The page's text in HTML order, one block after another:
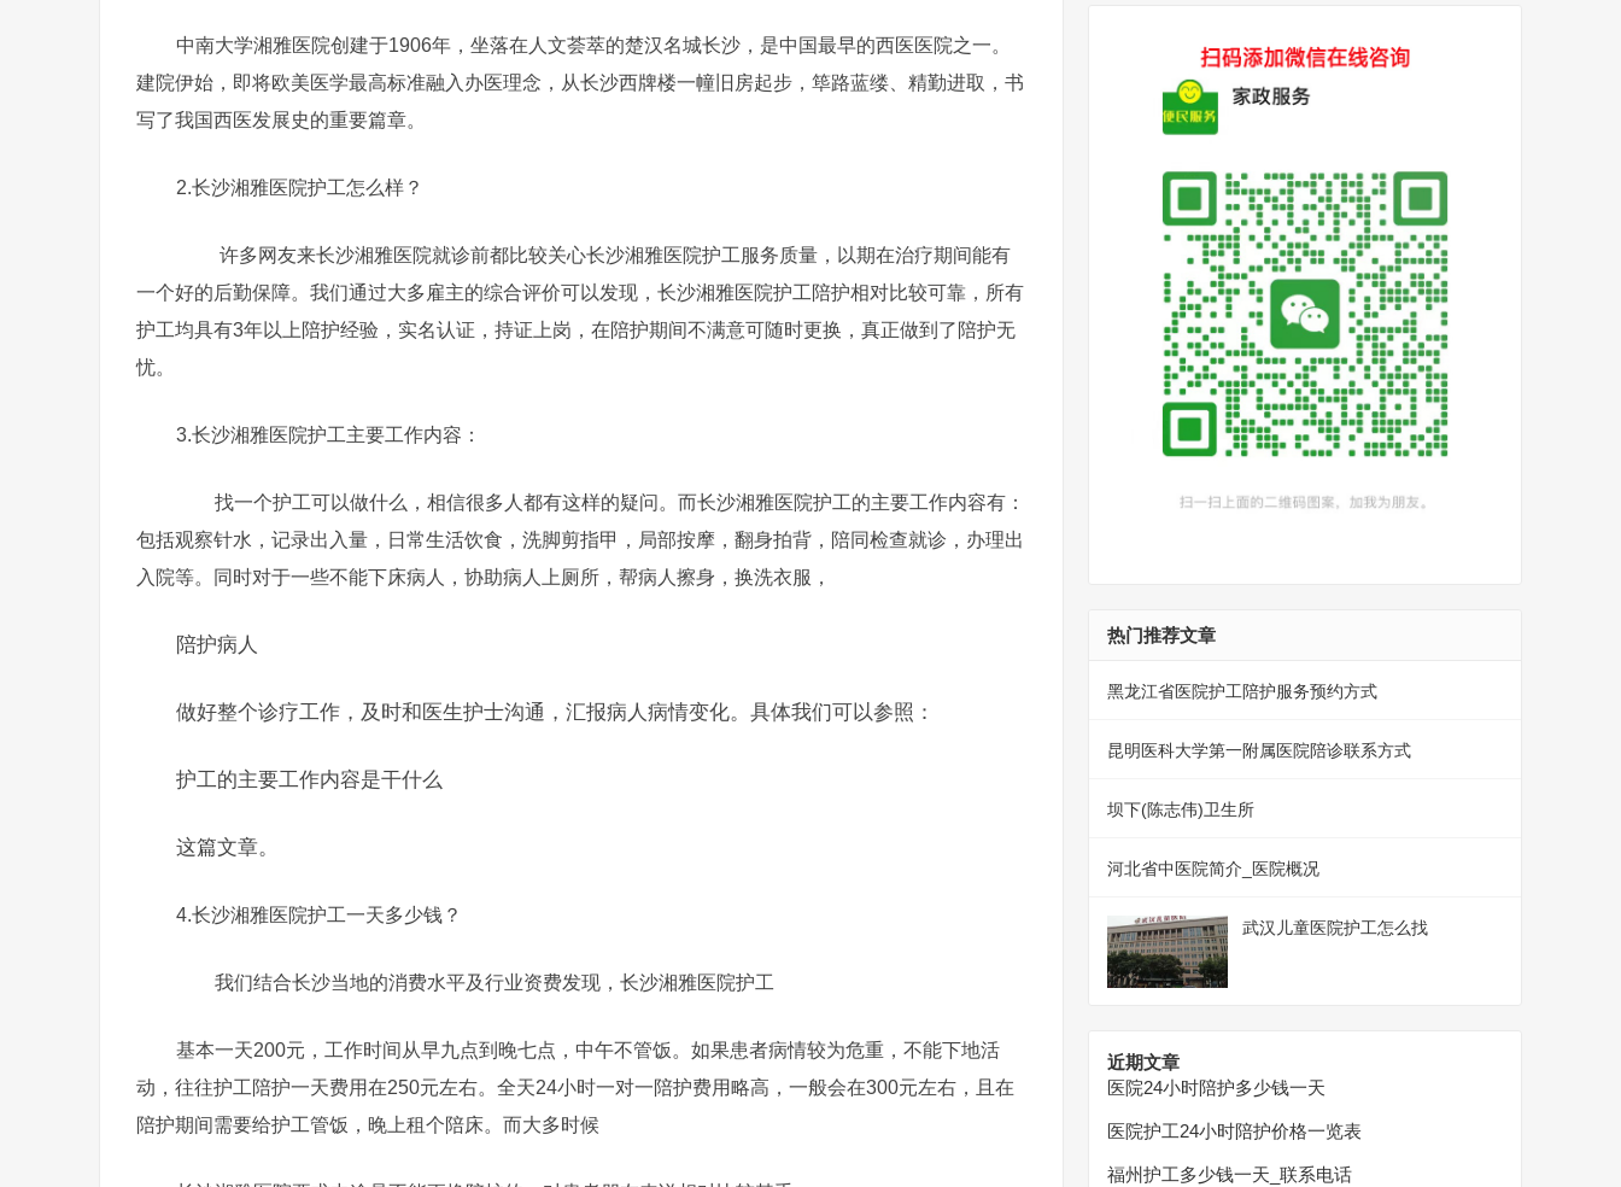
中南大学湘雅医院创建于1906年，坐落在人文荟萃的楚汉名城长沙，是中国最早的西医医院之一。
建院伊始，即将欧美医学最高标准融入办医理念，从长沙西牌楼一幢旧房起步，筚路蓝缕、精勤进取，书
写了我国西医发展史的重要篇章。
2.长沙湘雅医院护工怎么样？
许多网友来长沙湘雅医院就诊前都比较关心长沙湘雅医院护工服务质量，以期在治疗期间能有
一个好的后勤保障。我们通过大多雇主的综合评价可以发现，长沙湘雅医院护工陪护相对比较可靠，所有
护工均具有3年以上陪护经验，实名认证，持证上岗，在陪护期间不满意可随时更换，真正做到了陪护无
忧。
3.长沙湘雅医院护工主要工作内容：
找一个护工可以做什么，相信很多人都有这样的疑问。而长沙湘雅医院护工的主要工作内容有：
包括观察针水，记录出入量，日常生活饮食，洗脚剪指甲，局部按摩，翻身拍背，陪同检查就诊，办理出
入院等。同时对于一些不能下床病人，协助病人上厕所，帮病人擦身，换洗衣服，
陪护病人
做好整个诊疗工作，及时和医生护士沟通，汇报病人病情变化。具体我们可以参照：
护工的主要工作内容是干什么
这篇文章。
4.长沙湘雅医院护工一天多少钱？
我们结合长沙当地的消费水平及行业资费发现，长沙湘雅医院护工
基本一天200元，工作时间从早九点到晚七点，中午不管饭。如果患者病情较为危重，不能下地活
动，往往护工陪护一天费用在250元左右。全天24小时一对一陪护费用略高，一般会在300元左右，且在
陪护期间需要给护工管饭，晚上租个陪床。而大多时候
热门推荐文章
黑龙江省医院护工陪护服务预约方式
昆明医科大学第一附属医院陪诊联系方式
坝下(陈志伟)卫生所
河北省中医院简介_医院概况
武汉儿童医院护工怎么找
近期文章
医院24小时陪护多少钱一天
医院护工24小时陪护价格一览表
福州护工多少钱一天_联系电话